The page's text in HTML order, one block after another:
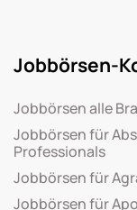
Jobbörsen-
Jobbörsen alle
Jobbörsen für
Professionals
Jobbörsen für
Jobbörsen für